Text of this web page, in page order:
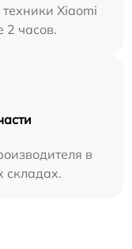
Xiaomi
2 часов.
в
складах.